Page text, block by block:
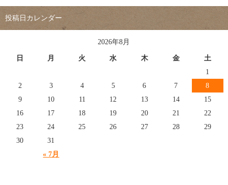
投稿日カレンダー
2026年8月
日 月 火 水 木 金 土
« 7月
1
2
3 4 5 6 7
8
9
10 11 12 13 14
15
16
17 18 19 20 21
22
23
24 25 26 27 28
29
30
31